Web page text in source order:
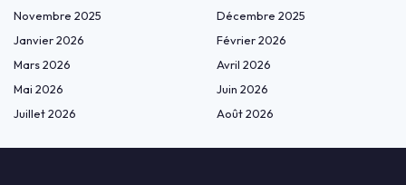
Novembre 2025
Décembre 2025
Janvier 2026
Février 2026
Mars 2026
Avril 2026
Mai 2026
Juin 2026
Juillet 2026
Août 2026